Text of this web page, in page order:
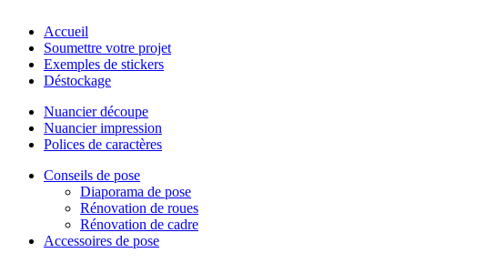
Accueil
Soumettre votre projet
Exemples de stickers
Déstockage
Nuancier découpe
Nuancier impression
Polices de caractères
Conseils de pose
Diaporama de pose
Rénovation de roues
Rénovation de cadre
Accessoires de pose